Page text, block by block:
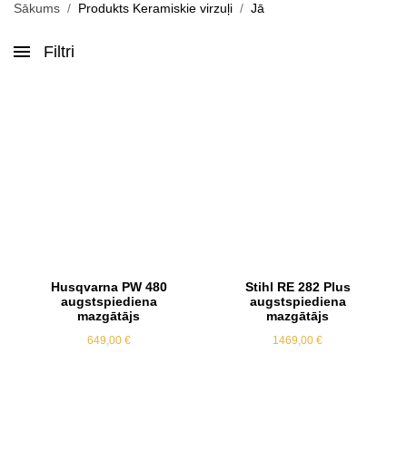
Sākums Produkts Keramiskie virzuļi Jā
Filtri
Husqvarna PW 480
augstspiediena
mazgātājs
649,00 €
Stihl RE 282 Plus
augstspiediena
mazgātājs
1469,00 €